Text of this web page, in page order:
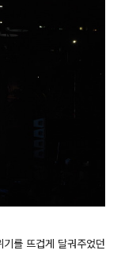
를 뜨겁게 달궈주었던